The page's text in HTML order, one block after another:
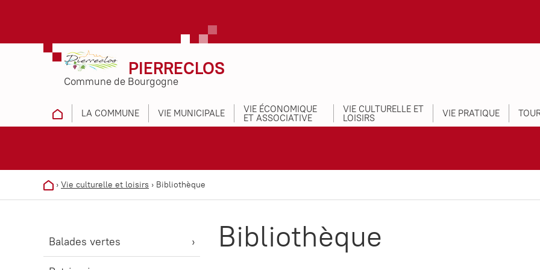
PIERRECLOS
Commune de Bourgogne
LA COMMUNE VIE MUNICIPALE VIE ÉCONOMIQUE
ET ASSOCIATIVE
VIE CULTURELLE ET
LOISIRS VIE PRATIQUE
› Vie culturelle et loisirs › Bibliothèque
Balades vertes Bibliothèque